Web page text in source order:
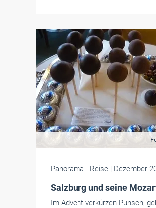
Panorama - Reise | Dezember
Salzburg und seine
Im Advent verkürzen Punsch,